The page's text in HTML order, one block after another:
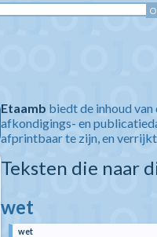
Etaamb biedt de inhoud
afkondigings- en
afprintbaar te zijn, en
Teksten die naar
wet
wet